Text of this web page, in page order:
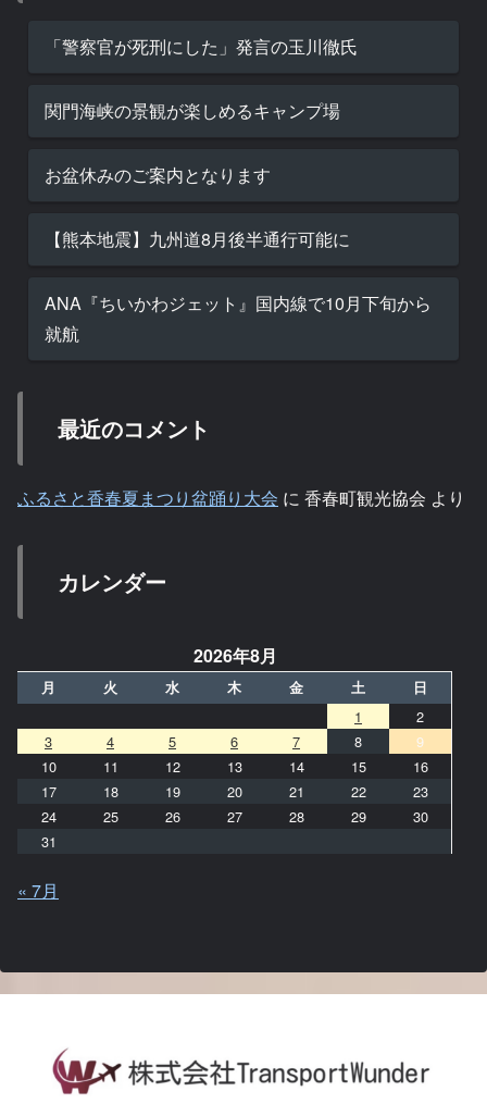
「警察官が死刑にした」発言の玉川徹氏
関門海峡の景観が楽しめるキャンプ場
お盆休みのご案内となります
【熊本地震】九州道8月後半通行可能に
ANA『ちいかわジェット』国内線で10月下旬から
就航
最近のコメント
ふるさと香春夏まつり盆踊り大会 に 香春町観光協会 より
カレンダー
2026年8月
月 火 水 木 金 土 日
1
2
3
4 5 6 7 8
9
10
11 12 13 14 15
16
17
18 19 20 21 22
23
24
25 26 27 28 29
30
31
« 7月